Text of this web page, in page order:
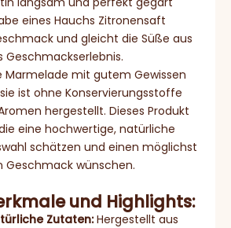
eines Hauchs Zitronensaft
und gleicht die Süße aus
Geschmackserlebnis.
Marmelade mit gutem Gewissen
ist ohne Konservierungsstoffe
hergestellt. Dieses Produkt
eine hochwertige, natürliche
schätzen und einen möglichst
wünschen.
und Highlights:
Zutaten:Hergestellt aus